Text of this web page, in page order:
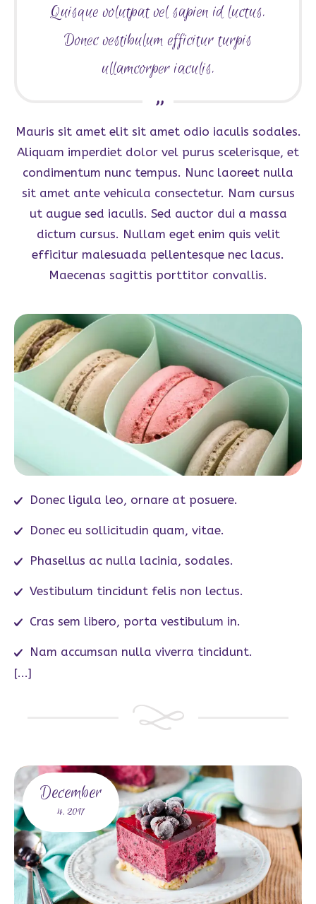
Quisque volutpat vel sapien id luctus.
Donec vestibulum efficitur turpis
ullamcorper iaculis.
Mauris sit amet elit sit amet odio iaculis sodales.
Aliquam imperdiet dolor vel purus scelerisque, et
condimentum nunc tempus. Nunc laoreet nulla
sit amet ante vehicula consectetur. Nam cursus
ut augue sed iaculis. Sed auctor dui a massa
dictum cursus. Nullam eget enim quis velit
efficitur malesuada pellentesque nec lacus.
Maecenas sagittis porttitor convallis.
Donec ligula leo, ornare at posuere.
Donec eu sollicitudin quam, vitae.
Phasellus ac nulla lacinia, sodales.
Vestibulum tincidunt felis non lectus.
Cras sem libero, porta vestibulum in.
Nam accumsan nulla viverra tincidunt.
[...]
December
4, 2017